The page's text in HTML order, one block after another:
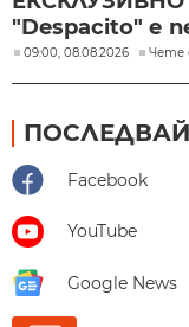
"Despacito" е
09:00, 08.08.2026 Чете
Facebook
YouTube
Google News